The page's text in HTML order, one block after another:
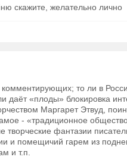
скажите, желательно лично
то ли в
даёт «плоды» блокировка
Маргарет Этвуд,
- «традиционное
творческие фантазии
и помещичий гарем из
и т.п.